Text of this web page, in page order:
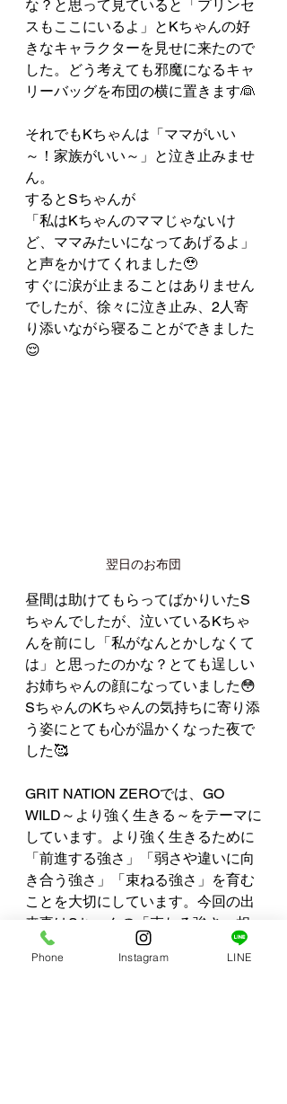
な？と思って見ていると「プリンセ
スもここにいるよ」とKちゃんの好
きなキャラクターを見せに来たので
した。どう考えても邪魔になるキャ
リーバッグを布団の横に置きます👰
それでもKちゃんは「ママがいい
～！家族がいい～」と泣き止みませ
ん。
するとSちゃんが
「私はKちゃんのママじゃないけ
ど、ママみたいになってあげるよ」
と声をかけてくれました🥹
すぐに涙が止まることはありません
でしたが、徐々に泣き止み、2人寄
り添いながら寝ることができました
😌
翌日のお布団
昼間は助けてもらってばかりいたS
ちゃんでしたが、泣いているKちゃ
んを前にし「私がなんとかしなくて
は」と思ったのかな？とても逞しい
お姉ちゃんの顔になっていました😳
SちゃんのKちゃんの気持ちに寄り添
う姿にとても心が温かくなった夜で
した🥰
GRIT NATION ZEROでは、GO
WILD～より強く生きる～をテーマに
しています。より強く生きるために
「前進する強さ」「弱さや違いに向
き合う強さ」「束ねる強さ」を育む
ことを大切にしています。今回の出
来事はSちゃんの「束ねる強さ＝相
手に寄り添い（共感し）、協力する
こと」の成長を感じることができま
Phone Instagram LINE